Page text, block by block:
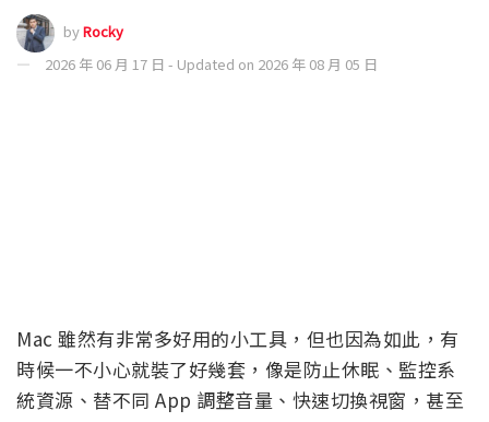
byRocky
2026 年 06 月 17 日 - Updated on 2026 年 08 月 05 日
工具：Vorssaint，號稱能一口氣取代多款付費 Mac
工具，把各種常用功能全部整合到同一個選單列
App，而且沒有訂閱制、沒有帳號，也不會蒐集使用